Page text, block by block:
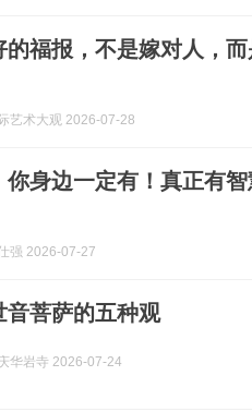
的福报，不是嫁对人，
艺术大观 2026-07-28
你身边一定有！真正有
强 2026-07-27
音菩萨的五种观
华岩寺 2026-07-24